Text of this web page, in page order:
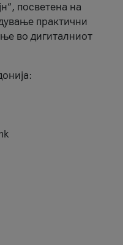
посветена на
практични
во дигиталниот